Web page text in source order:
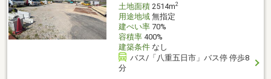
土地面積2514m2
用途地域無指定
建ぺい率70%
容積率400%
建築条件なし
バス/「八重五日市」バス停 停歩8
分